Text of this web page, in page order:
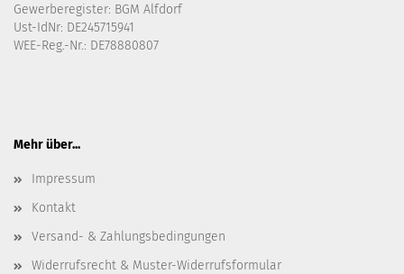
Gewerberegister: BGM Alfdorf
Ust-IdNr: DE245715941
WEE-Reg.-Nr.: DE78880807
Mehr über...
Impressum
Kontakt
Versand- & Zahlungsbedingungen
Widerrufsrecht & Muster-Widerrufsformular